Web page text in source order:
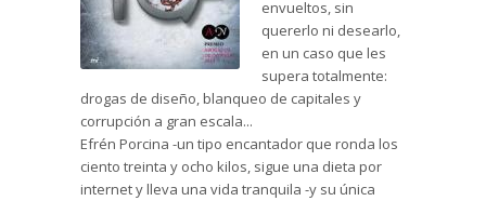
envueltos, sin
quererlo ni desearlo,
en un caso que les
supera totalmente:
drogas de diseño, blanqueo de capitales y
corrupción a gran escala...
Efrén Porcina -un tipo encantador que ronda los
ciento treinta y ocho kilos, sigue una dieta por
internet y lleva una vida tranquila -y su única